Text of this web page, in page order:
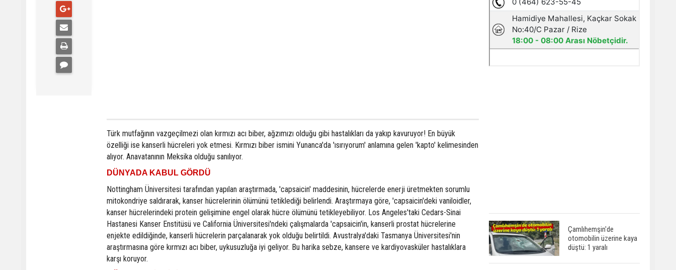
Türk mutfağının vazgeçilmezi olan kırmızı acı biber, ağzımızı olduğu gibi hastalıkları da yakıp kavuruyor! En büyük
özelliği ise kanserli hücreleri yok etmesi. Kırmızı biber ismini Yunanca'da 'ısırıyorum' anlamına gelen 'kapto' kelimesinden
alıyor. Anavatanının Meksika olduğu sanılıyor.
DÜNYADA KABUL GÖRDÜ
Nottingham Üniversitesi tarafından yapılan araştırmada, 'capsaicin' maddesinin, hücrelerde enerji üretmekten sorumlu
mitokondriye saldırarak, kanser hücrelerinin ölümünü tetiklediği belirlendi. Araştırmaya göre, 'capsaicin'deki vaniloidler,
kanser hücrelerindeki protein gelişimine engel olarak hücre ölümünü tetikleyebiliyor. Los Angeles'taki Cedars-Sinai
Hastanesi Kanser Enstitüsü ve California Üniversitesi'ndeki çalışmalarda 'capsaicin'in, kanserli prostat hücrelerine
enjekte edildiğinde, kanserli hücrelerin parçalanarak yok olduğu belirtildi. Avustralya'daki Tasmanya Üniversitesi'nin
araştırmasına göre kırmızı acı biber, uykusuzluğa iyi geliyor. Bu harika sebze, kansere ve kardiyovasküler hastalıklara
karşı koruyor.
Çamlıhemşin'de
otomobilin üzerine kaya
düştü: 1 yaralı